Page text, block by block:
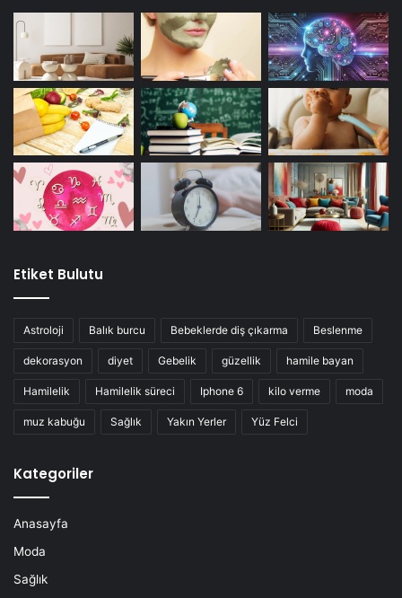
Etiket Bulutu
Astroloji Balık burcu Bebeklerde diş çıkarma Beslenme
dekorasyon diyet Gebelik güzellik hamile bayan
Hamilelik Hamilelik süreci Iphone 6 kilo verme moda
muz kabuğu Sağlık Yakın Yerler Yüz Felci
Kategoriler
Anasayfa
Moda
Sağlık